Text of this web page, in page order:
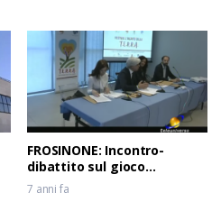
FROSINONE: Incontro-
dibattito sul gioco
d’azzardo
7 anni fa